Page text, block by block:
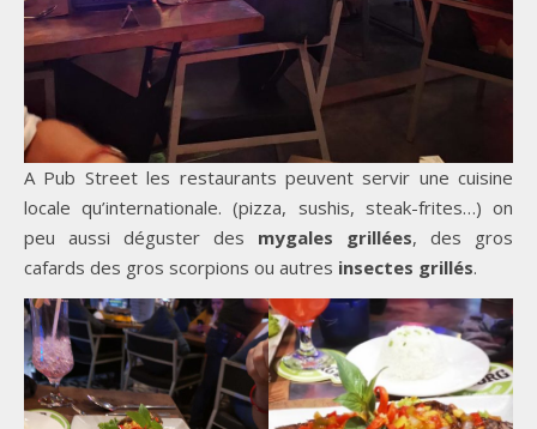
A Pub Street les restaurants peuvent servir une cuisine
locale qu’internationale. (pizza, sushis, steak-frites…) on
peu aussi déguster des mygales grillées, des gros
cafards des gros scorpions ou autres insectes grillés.